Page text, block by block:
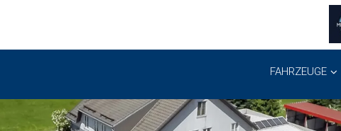
FAHRZEUGE